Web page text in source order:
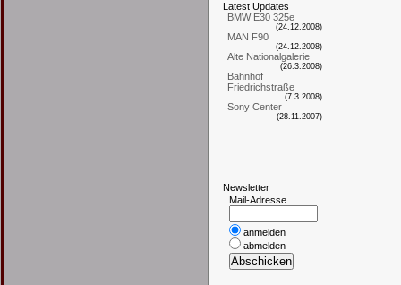
L atest Updates
BMW E30 325e
(24.12.2008)
MAN F90
(24.12.2008)
Alte Nationalgalerie
(26.3.2008)
Bahnhof
Friedrichstraße
(7.3.2008)
Sony Center
(28.11.2007)
Newsletter
Mail-Adresse
anmelden
abmelden